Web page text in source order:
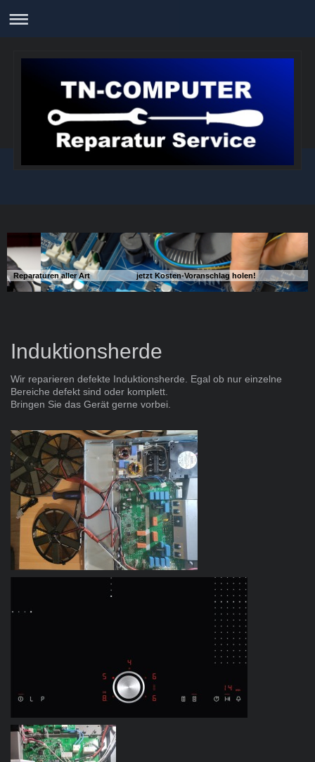
Reparaturen aller Art jetzt Kosten-Voranschlag holen!
Induktionsherde
Wir reparieren defekte Induktionsherde. Egal ob nur einzelne
Bereiche defekt sind oder komplett.
Bringen Sie das Gerät gerne vorbei.